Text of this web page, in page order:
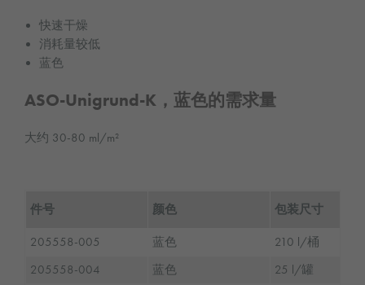
快速干燥
消耗量较低
蓝色
ASO-Unigrund-K，蓝色的需求量
大约 30-80 ml/m²
件号 颜色 包装尺寸
205558-005 蓝色
210 l/桶
205558-004
蓝色
25 l/罐